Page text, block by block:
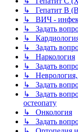
↳ Гепатит B
↳ ВИЧ -
↳ Задать
↳
↳ Задать
↳ Наркология
↳ Задать
↳ Неврология,
↳ Задать
↳ Задать
остеопату
↳ Онкология
↳ Задать